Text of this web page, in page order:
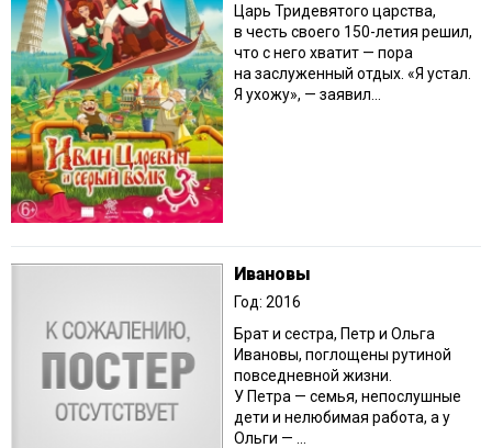
Царь Тридевятого царства,
в честь своего 150-летия решил,
что с него хватит — пора
на заслуженный отдых. «Я устал.
Я ухожу», — заявил...
Ивановы
Год: 2016
Брат и сестра, Петр и Ольга
Ивановы, поглощены рутиной
повседневной жизни.
У Петра — семья, непослушные
дети и нелюбимая работа, а у
Ольги — ...